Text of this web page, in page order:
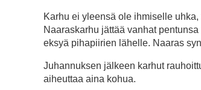
Karhu ei yleensä ole ihmiselle
Naaraskarhu jättää vanhat
eksyä pihapiirien lähelle. Naaras
Juhannuksen jälkeen karhut
aiheuttaa aina kohua.